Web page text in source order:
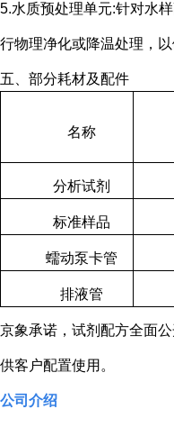
5.水质预处理单元:针对水
行物理净化或降温处理，
五、部分耗材及配件
名称
分析试剂
标准样品
蠕动泵卡管
排液管
京象承诺，试剂配方全面
供客户配置使用。
公司介绍